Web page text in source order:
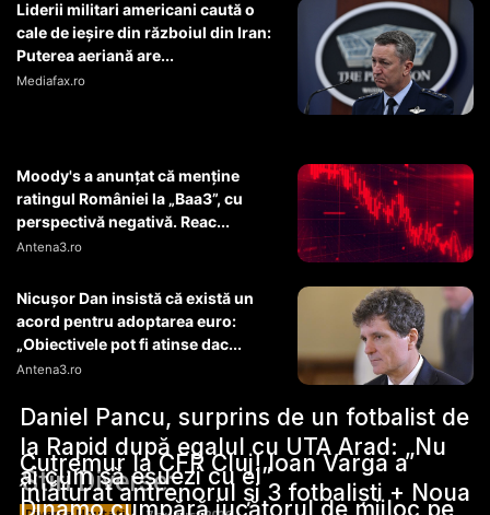
Liderii militari americani caută o
cale de ieșire din războiul din Iran:
Puterea aeriană are...
Mediafax.ro
Moody's a anunțat că menține
ratingul României la „Baa3”, cu
perspectivă negativă. Reac...
Antena3.ro
Nicușor Dan insistă că există un
acord pentru adoptarea euro:
„Obiectivele pot fi atinse dac...
Antena3.ro
Stiri Diverse:
Daniel Pancu, surprins de un fotbalist de
la Rapid după egalul cu UTA Arad: „Nu
ai cum să eșuezi cu el”
Cutremur la CFR Cluj! Ioan Varga a
înlăturat antrenorul și 3 fotbaliști + Noua
Dinamo cumpără jucătorul de mijloc pe